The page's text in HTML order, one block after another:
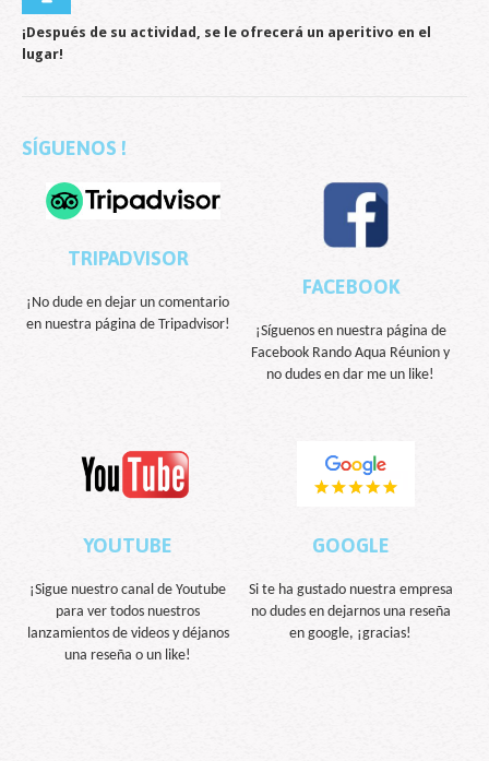
¡Después de su actividad, se le ofrecerá un aperitivo en el
lugar!
SÍGUENOS !
TRIPADVISOR
¡No dude en dejar un comentario
en nuestra página de Tripadvisor!
FACEBOOK
¡Síguenos en nuestra página de
Facebook Rando Aqua Réunion y
no dudes en dar me un like!
YOUTUBE
¡Sigue nuestro canal de Youtube
para ver todos nuestros
lanzamientos de videos y déjanos
una reseña o un like!
GOOGLE
Si te ha gustado nuestra empresa
no dudes en dejarnos una reseña
en google, ¡gracias!